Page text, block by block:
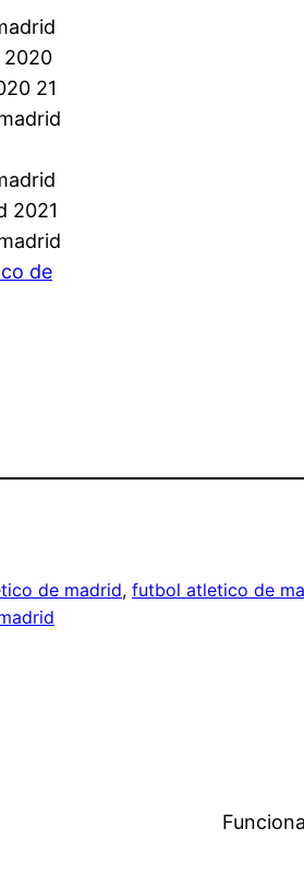
de madrid, futbol atletico de